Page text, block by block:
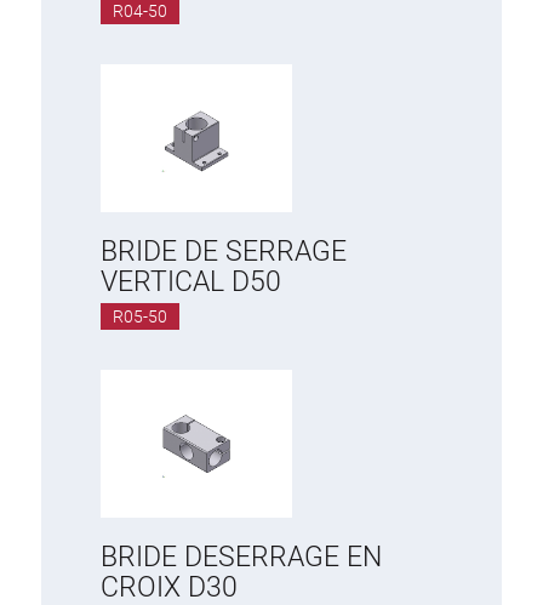
R04-50
BRIDE DE SERRAGE
VERTICAL D50
R05-50
BRIDE DESERRAGE EN
CROIX D30